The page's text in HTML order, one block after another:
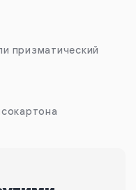
призматический